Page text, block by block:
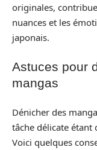
originales,
nuances et les
japonais.
Astuces pour
mangas
Dénicher des
tâche délicate étant
Voici quelques